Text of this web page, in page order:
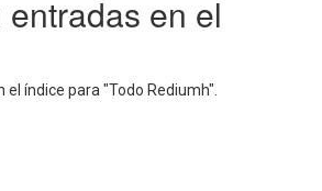
en el
el índice para "Todo Rediumh".